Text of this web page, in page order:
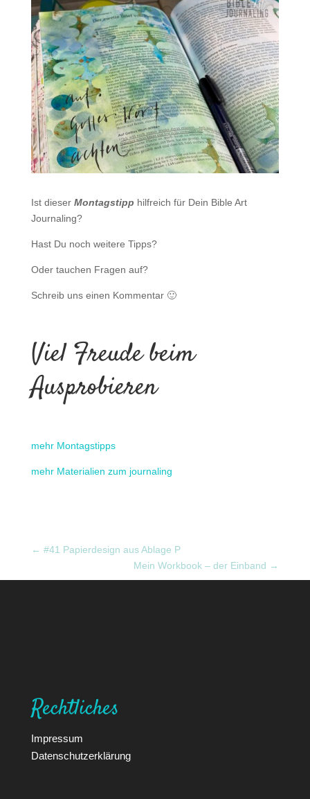
Ist dieser Montagstipp hilfreich für Dein Bible Art
Journaling?
Hast Du noch weitere Tipps?
Oder tauchen Fragen auf?
Schreib uns einen Kommentar 🙂
Viel Freude beim
Ausprobieren
mehr Montagstipps
mehr Materialien zum journaling
← #41 Papierdesign aus Ablage P
Mein Workbook – der Einband →
Rechtliches
Impressum
Datenschutzerklärung